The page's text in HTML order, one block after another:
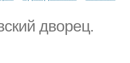
дворец.